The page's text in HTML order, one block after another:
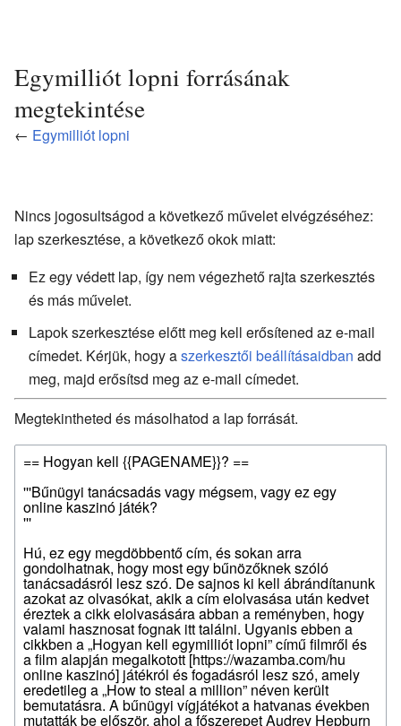
Egymilliót lopni forrásának
megtekintése
← Egymilliót lopni
Nincs jogosultságod a következő művelet elvégzéséhez:
lap szerkesztése, a következő okok miatt:
Ez egy védett lap, így nem végezhető rajta szerkesztés
és más művelet.
Lapok szerkesztése előtt meg kell erősítened az e-mail
címedet. Kérjük, hogy aszerkesztői beállításaidban add
meg, majd erősítsd meg az e-mail címedet.
Megtekintheted és másolhatod a lap forrását.